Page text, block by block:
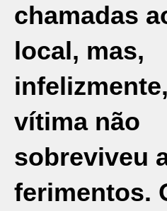
chamadas
local, mas,
vítima não
sobreviveu
ferimentos.